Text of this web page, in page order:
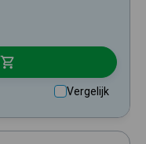
Vergelijk